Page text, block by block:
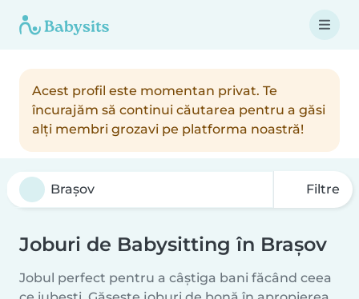
Acest profil este momentan privat. Te
încurajăm să continui căutarea pentru a găsi
alți membri grozavi pe platforma noastră!
Filtre
Joburi de Babysitting în Brașov
Jobul perfect pentru a câștiga bani făcând ceea